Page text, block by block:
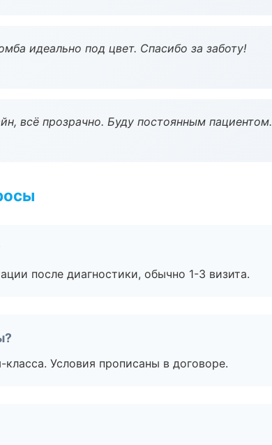
идеально под цвет. Спасибо за заботу!
всё прозрачно. Буду постоянным пациентом.
после диагностики, обычно 1-3 визита.
Условия прописаны в договоре.